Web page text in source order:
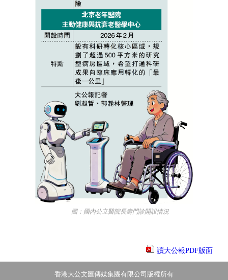
圖：國內公立醫院長壽門診開設情況
讀大公報PDF版面
香港大公文匯傳媒集團有限公司版權所有